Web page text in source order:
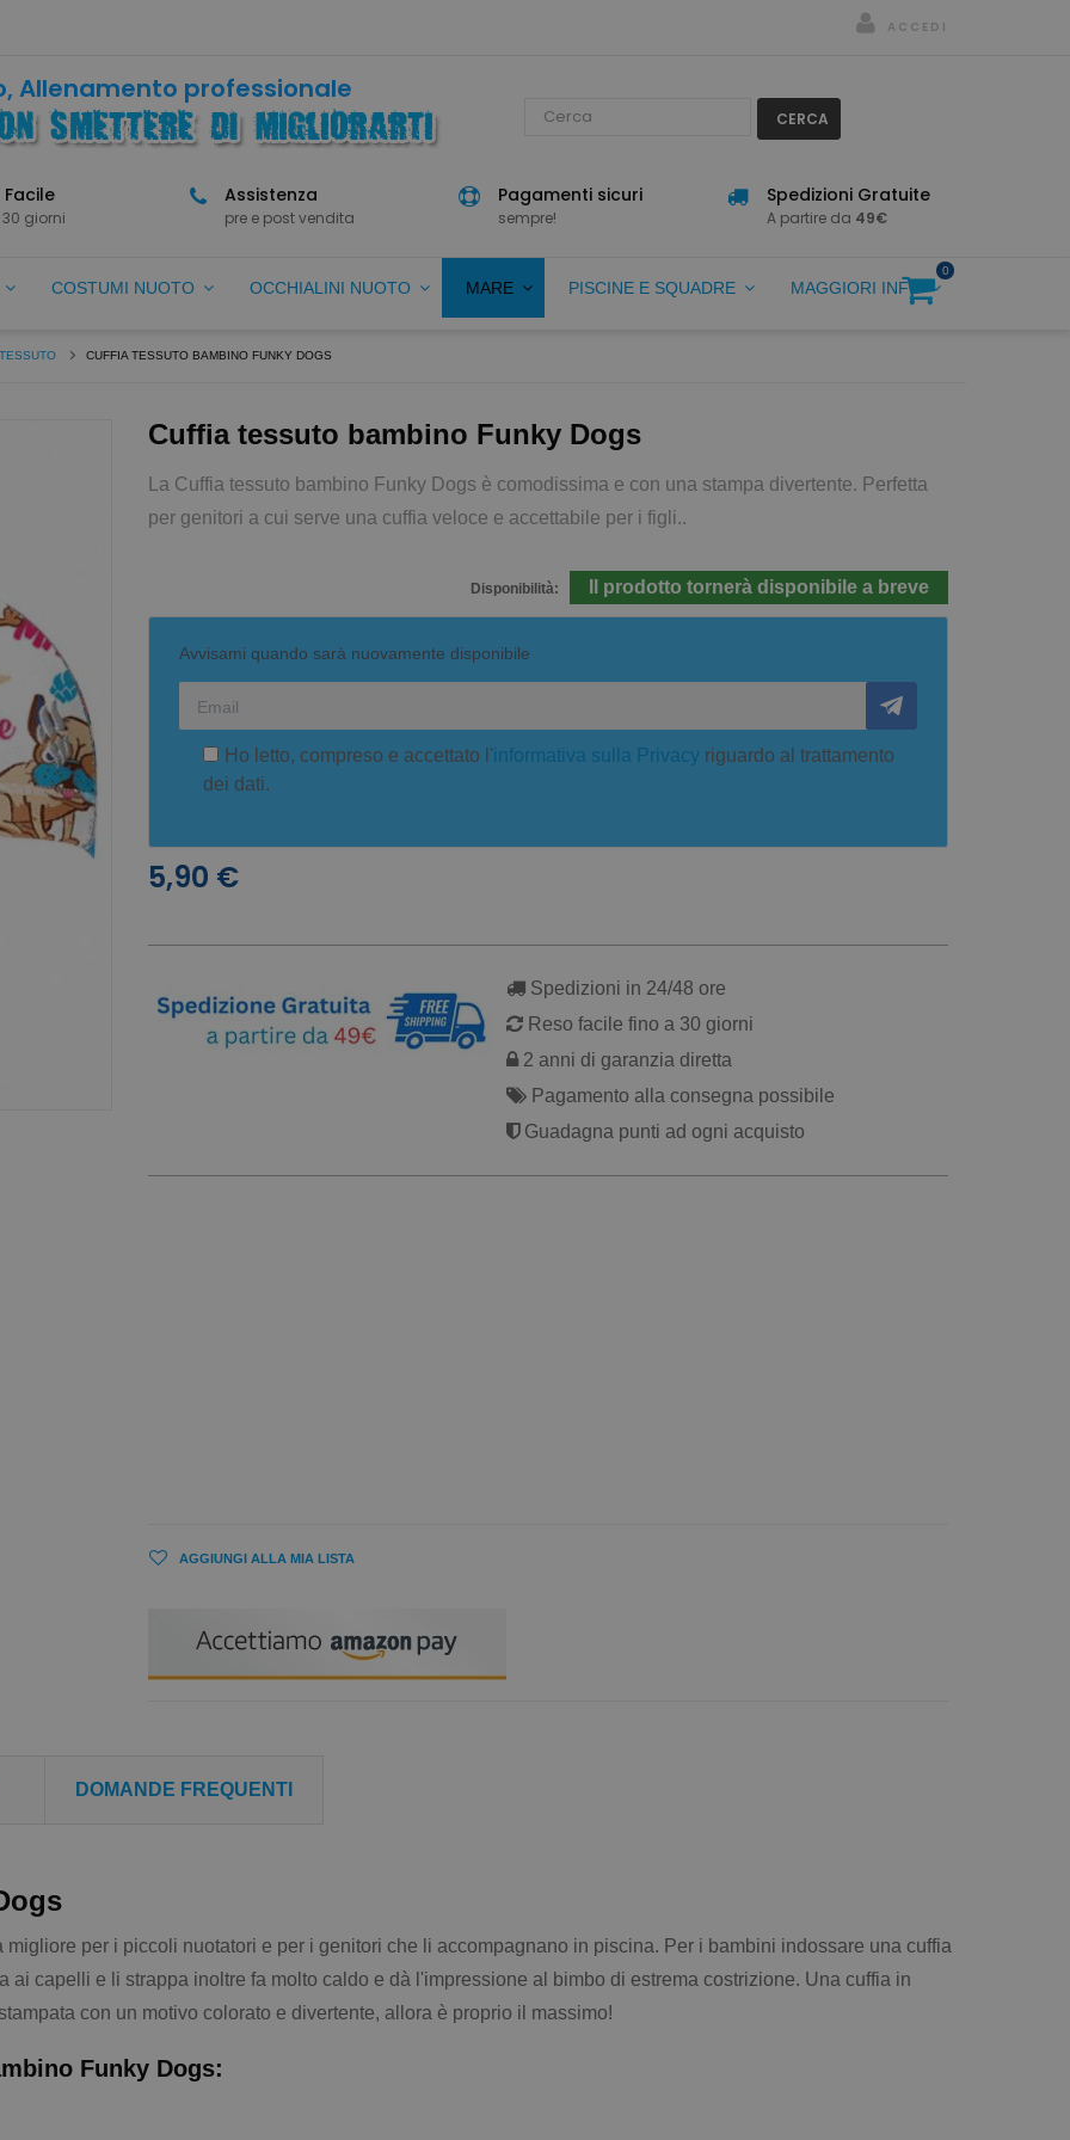
ACCEDI
Allenamento professionale
CERCA
Facile
giorni
Assistenza
pre e post vendita
Pagamenti sicuri
sempre!
Spedizioni Gratuite
A partire da 49€
COSTUMI NUOTO OCCHIALINI NUOTO MARE PISCINE E SQUADRE MAGGIORI INFO
0
CUFFIA TESSUTO BAMBINO FUNKY DOGS
Cuffia tessuto bambino Funky Dogs
La Cuffia tessuto bambino Funky Dogs è comodissima e con una stampa divertente. Perfetta
per genitori a cui serve una cuffia veloce e accettabile per i figli..
Disponibilità: Il prodotto tornerà disponibile a breve
Avvisami quando sarà nuovamente disponibile
Ho letto, compreso e accettato l'informativa sulla Privacy riguardo al trattamento
dei dati.
5,90 €
Spedizioni in 24/48 ore
Reso facile fino a 30 giorni
2 anni di garanzia diretta
Pagamento alla consegna possibile
Guadagna punti ad ogni acquisto
AGGIUNGI ALLA MIA LISTA
DOMANDE FREQUENTI
migliore per i piccoli nuotatori e per i genitori che li accompagnano in piscina. Per i bambini indossare una cuffia
ai capelli e li strappa inoltre fa molto caldo e dà l'impressione al bimbo di estrema costrizione. Una cuffia in
con un motivo colorato e divertente, allora è proprio il massimo!
Funky Dogs: